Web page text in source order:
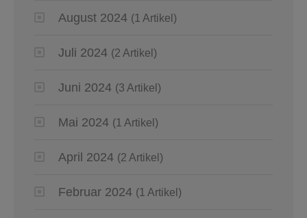
August 2024 (1 Artikel)
Juli 2024 (2 Artikel)
Juni 2024 (3 Artikel)
Mai 2024 (1 Artikel)
April 2024 (2 Artikel)
Februar 2024 (1 Artikel)